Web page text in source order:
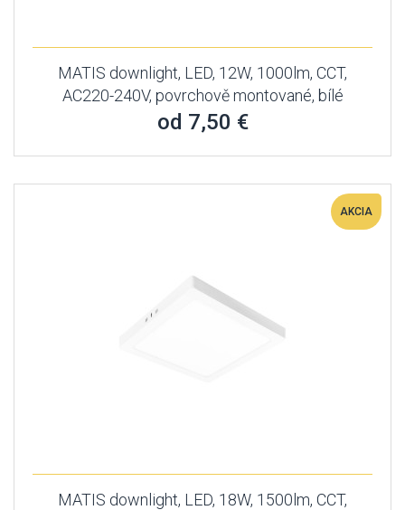
MATIS downlight, LED, 12W, 1000lm, CCT,
AC220-240V, povrchově montované, bílé
od 7,50 €
AKCIA
MATIS downlight, LED, 18W, 1500lm, CCT,